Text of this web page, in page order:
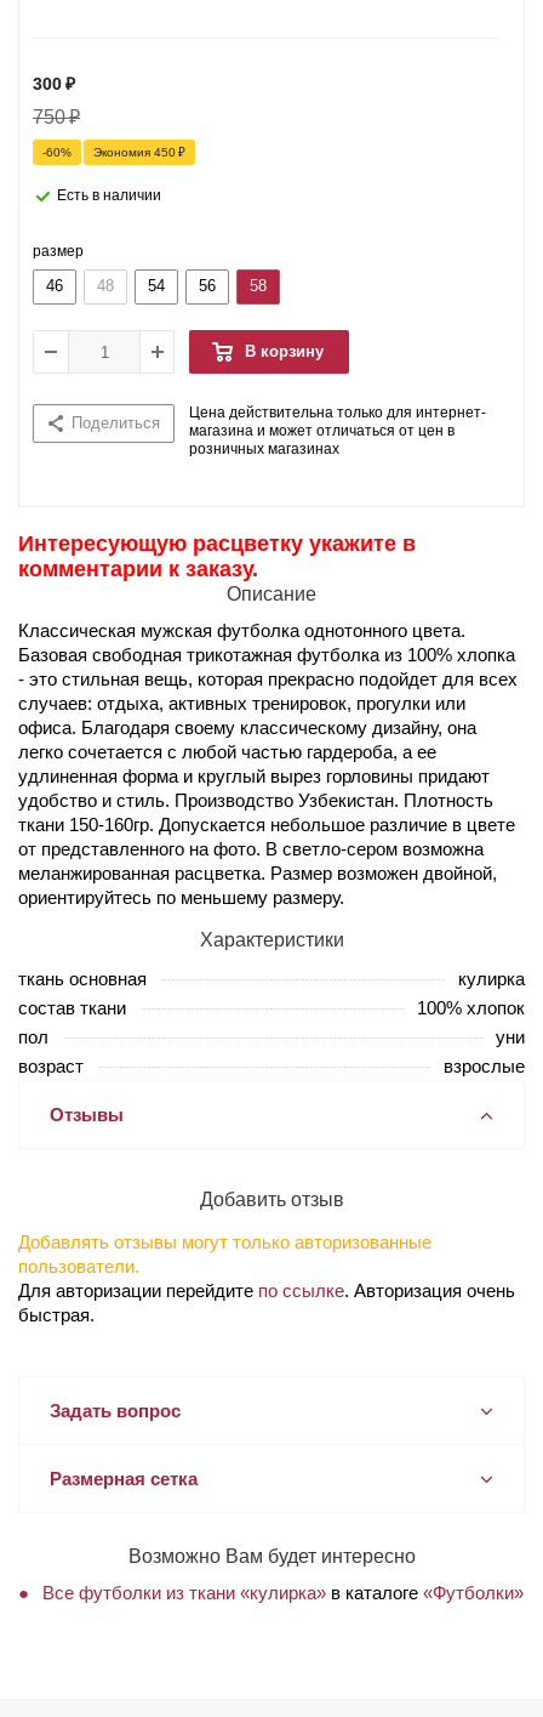
300₽
750₽
-60% Экономия 450₽
Есть в наличии
размер
46 48 54 56 58
В корзину
Поделиться
Цена действительна только для интернет-
магазина и может отличаться от цен в
розничных магазинах
Интересующую расцветку укажите в
комментарии к заказу.
Описание
Классическая мужская футболка однотонного цвета.
Базовая свободная трикотажная футболка из 100% хлопка
- это стильная вещь, которая прекрасно подойдет для всех
случаев: отдыха, активных тренировок, прогулки или
офиса. Благодаря своему классическому дизайну, она
легко сочетается с любой частью гардероба, а ее
удлиненная форма и круглый вырез горловины придают
удобство и стиль. Производство Узбекистан. Плотность
ткани 150-160гр. Допускается небольшое различие в цвете
от представленного на фото. В светло-сером возможна
меланжированная расцветка. Размер возможен двойной,
ориентируйтесь по меньшему размеру.
Характеристики
ткань основная
кулирка
состав ткани
100% хлопок
пол
уни
возраст
взрослые
Отзывы
Добавить отзыв
Добавлять отзывы могут только авторизованные
пользователи.
Для авторизации перейдите по ссылке. Авторизация очень
быстрая.
Задать вопрос
Размерная сетка
Возможно Вам будет интересно
Все футболки из ткани «кулирка» в каталоге «Футболки»